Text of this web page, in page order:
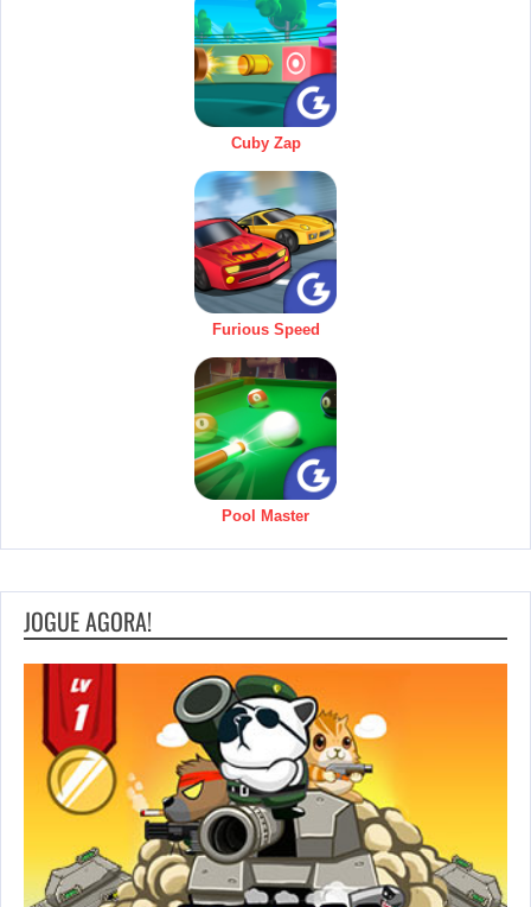
Cuby Zap
Furious Speed
Pool Master
JOGUE AGORA!